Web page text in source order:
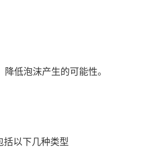
低泡沫产生的可能性。
以下几种类型